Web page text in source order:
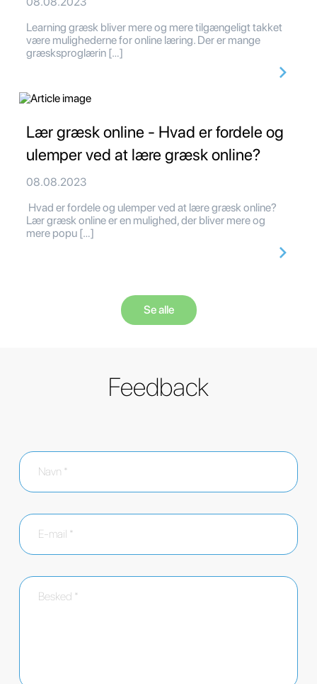
Learning græsk bliver mere og mere tilgængeligt takket
være mulighederne for online læring. Der er mange
græsksproglærin […]
Lær græsk online - Hvad er fordele og
ulemper ved at lære græsk online?
08.08.2023
Hvad er fordele og ulemper ved at lære græsk online?
Lær græsk online er en mulighed, der bliver mere og
mere popu […]
Se alle
Feedback